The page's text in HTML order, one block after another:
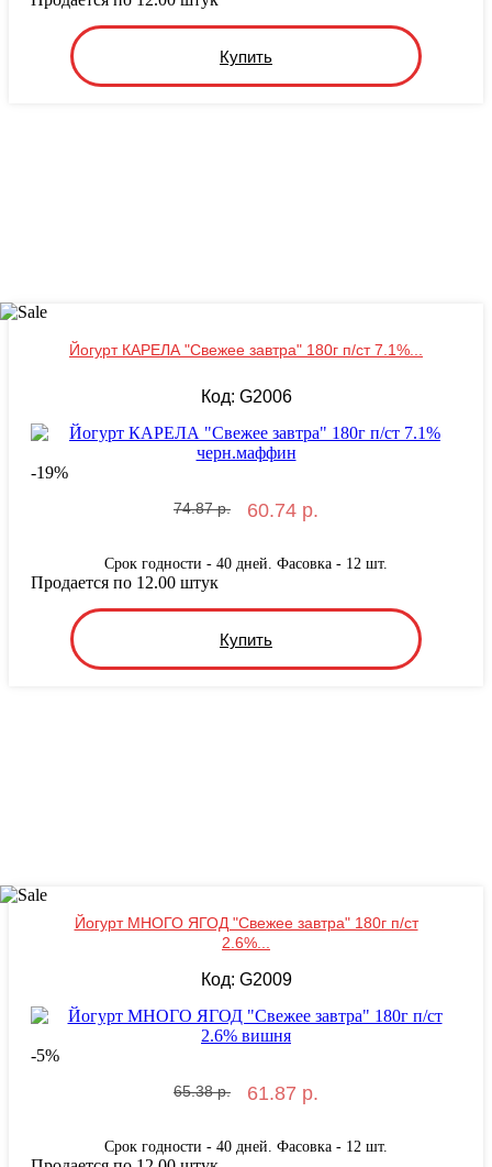
Купить
Йогурт КАРЕЛА "Свежее завтра" 180г п/ст 7.1%...
Код: G2006
-19%
74.87 р. 60.74 р.
Срок годности - 40 дней. Фасовка - 12 шт.
Купить
Продается по 12.00 штук
Йогурт МНОГО ЯГОД "Свежее завтра" 180г п/ст
2.6%...
Код: G2009
-5%
65.38 р. 61.87 р.
Срок годности - 40 дней. Фасовка - 12 шт.